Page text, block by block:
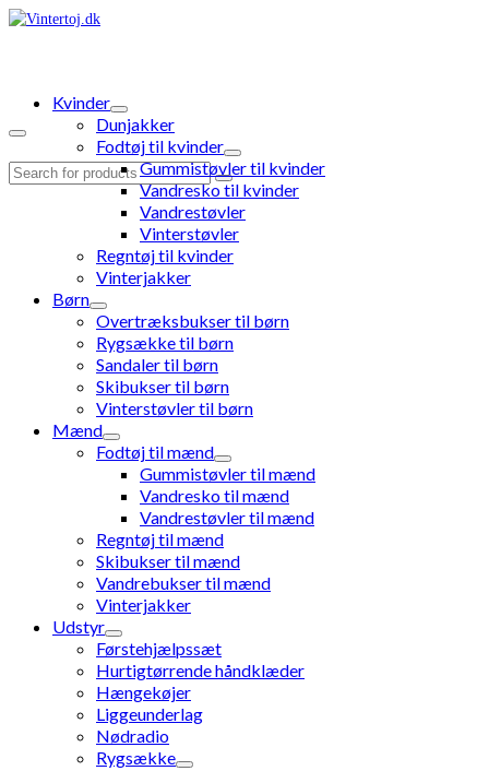
Search
Kvinder
Dunjakker
Fodtøj til kvinder
Gummistøvler til kvinder
Vandresko til kvinder
Vandrestøvler
Vinterstøvler
Regntøj til kvinder
Vinterjakker
Børn
Overtræksbukser til børn
Rygsække til børn
Sandaler til børn
Skibukser til børn
Vinterstøvler til børn
Mænd
Fodtøj til mænd
Gummistøvler til mænd
Vandresko til mænd
Vandrestøvler til mænd
Regntøj til mænd
Skibukser til mænd
Vandrebukser til mænd
Vinterjakker
Udstyr
Førstehjælpssæt
Hurtigtørrende håndklæder
Hængekøjer
Liggeunderlag
Nødradio
Rygsække